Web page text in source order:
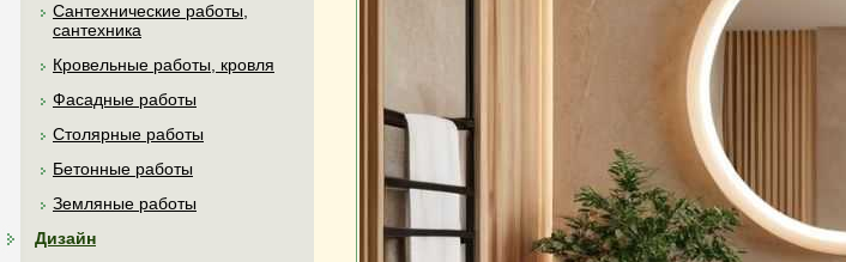
Сантехнические работы,
сантехника
Кровельные работы, кровля
Фасадные работы
Столярные работы
Бетонные работы
Земляные работы
Дизайн